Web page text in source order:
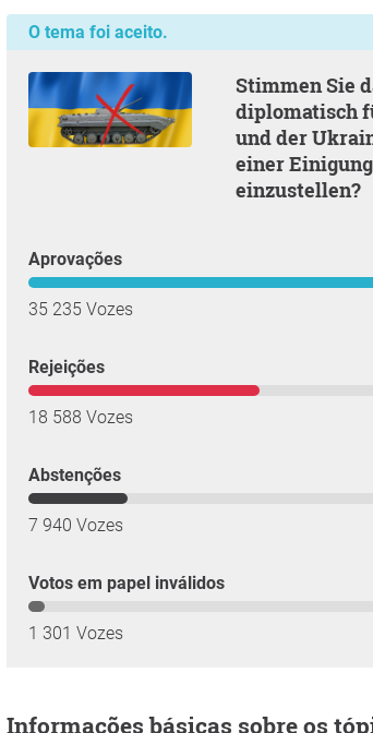
O tema foi aceito.
Stimmen Sie dafür, dass die Bundesregierung sich
diplomatisch
und der
einer
einzustellen?
Aprovações
35 235 Vozes
Rejeições
18 588 Vozes
Abstenções
7 940 Vozes
Votos em papel inválidos
1 301 Vozes
Informações básicas sobre os